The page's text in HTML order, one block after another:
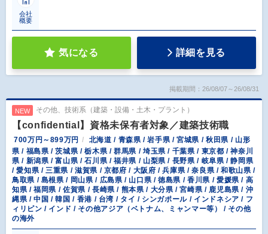
会社
概要
気になる 詳細を見る
掲載期間：26/08/07～26/08/31
NEW その他、技術系（建築・設備・土木・プラント）
【confidential】資格未保有者対象／建築技術職
700万円～899万円
北海道 / 青森県 / 岩手県 / 宮城県 / 秋田県 / 山形
県 / 福島県 / 茨城県 / 栃木県 / 群馬県 / 埼玉県 / 千葉県 / 東京都 / 神奈川
県 / 新潟県 / 富山県 / 石川県 / 福井県 / 山梨県 / 長野県 / 岐阜県 / 静岡県
/ 愛知県 / 三重県 / 滋賀県 / 京都府 / 大阪府 / 兵庫県 / 奈良県 / 和歌山県 /
鳥取県 / 島根県 / 岡山県 / 広島県 / 山口県 / 徳島県 / 香川県 / 愛媛県 / 高
知県 / 福岡県 / 佐賀県 / 長崎県 / 熊本県 / 大分県 / 宮崎県 / 鹿児島県 / 沖
縄県 / 中国 / 韓国 / 香港 / 台湾 / タイ / シンガポール / インドネシア / フ
ィリピン / インド / その他アジア（ベトナム、ミャンマー等） / その他
の海外